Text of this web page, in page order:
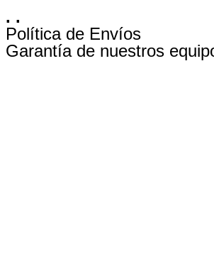
. .
Política de Envíos
Garantía de nuestros